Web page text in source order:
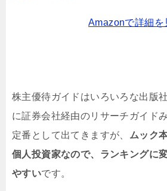
Amazonで詳細を
株主優待ガイドはいろいろな出版
に証券会社経由のリサーチガイド
定番として出てきますが、 ムック
個人投資家なので、ランキングに
やすいです。